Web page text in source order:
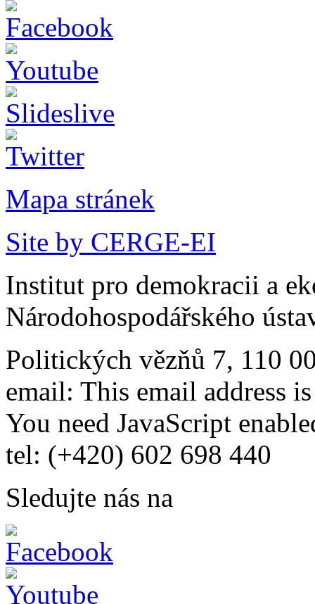
Mapa stránek
Site by CERGE-EI
Institut pro demokracii a
Národohospodářského
Politických vězňů 7, 110
email: This email address
You need JavaScript
tel: (+420) 602 698 440
Sledujte nás na